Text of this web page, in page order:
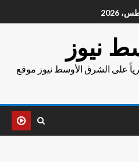
نيوز
على الشرق الأوسط نيوز موقع